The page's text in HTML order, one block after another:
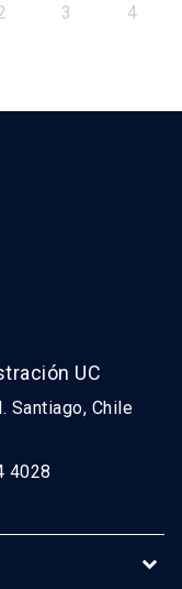
3 4
UC
Santiago, Chile
4028